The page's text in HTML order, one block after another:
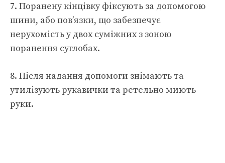
7. Поранену кінцівку фіксують за допомогою
шини, або пов’язки, що забезпечує
нерухомість у двох суміжних з зоною
поранення суглобах.
8. Після надання допомоги знімають та
утилізують рукавички та ретельно миють
руки.